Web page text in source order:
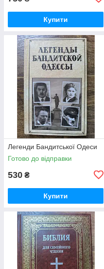
Купити
Легенди Бандитської Одеси
Готово до відправки
530 ₴
Купити